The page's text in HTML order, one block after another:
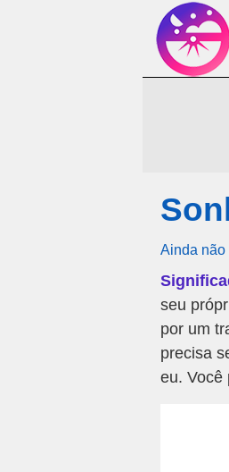
Ainda não
seu
por um
precisa
eu. Você